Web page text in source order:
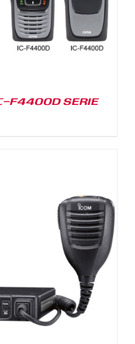
F4400D SERIE